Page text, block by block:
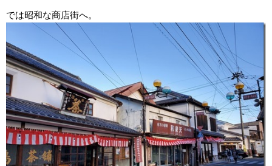
では昭和な商店街へ。